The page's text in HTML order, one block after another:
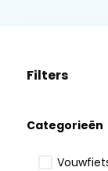
Filters
Categorieën